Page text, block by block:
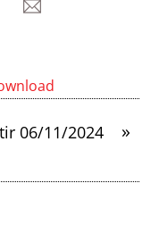
»
06/11/2024